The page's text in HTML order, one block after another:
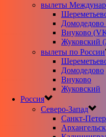
вылеты
Внуково
Жуковский
вылеты по России
Домодедово
Внуково
Жуковский
Россия
Северо-Запад
Санкт-
Архангельск